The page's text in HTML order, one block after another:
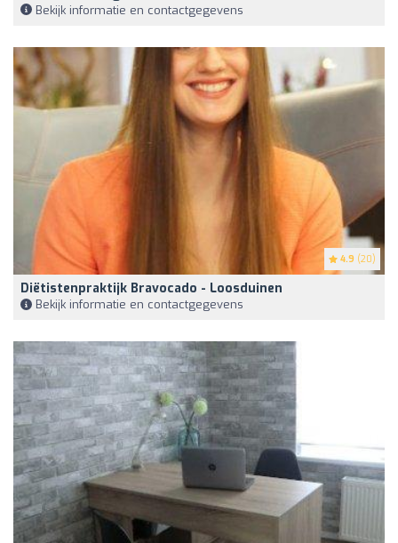
Bekijk informatie en contactgegevens
4.9 (20)
Diëtistenpraktijk Bravocado - Loosduinen
Bekijk informatie en contactgegevens